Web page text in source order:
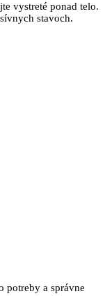
vystreté ponad telo.
stavoch.
potreby a správne